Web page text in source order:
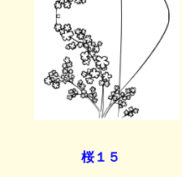
桜１５